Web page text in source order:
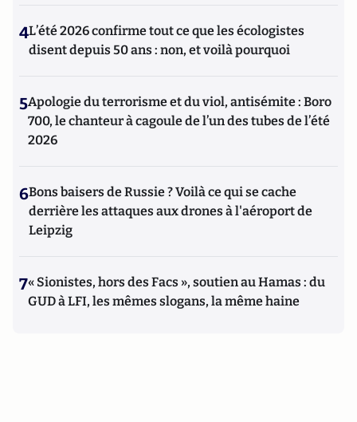
4L’été 2026 confirme tout ce que les écologistes
disent depuis 50 ans : non, et voilà pourquoi
5Apologie du terrorisme et du viol, antisémite : Boro
700, le chanteur à cagoule de l’un des tubes de l’été
2026
6Bons baisers de Russie ? Voilà ce qui se cache
derrière les attaques aux drones à l'aéroport de
Leipzig
7« Sionistes, hors des Facs », soutien au Hamas : du
GUD à LFI, les mêmes slogans, la même haine